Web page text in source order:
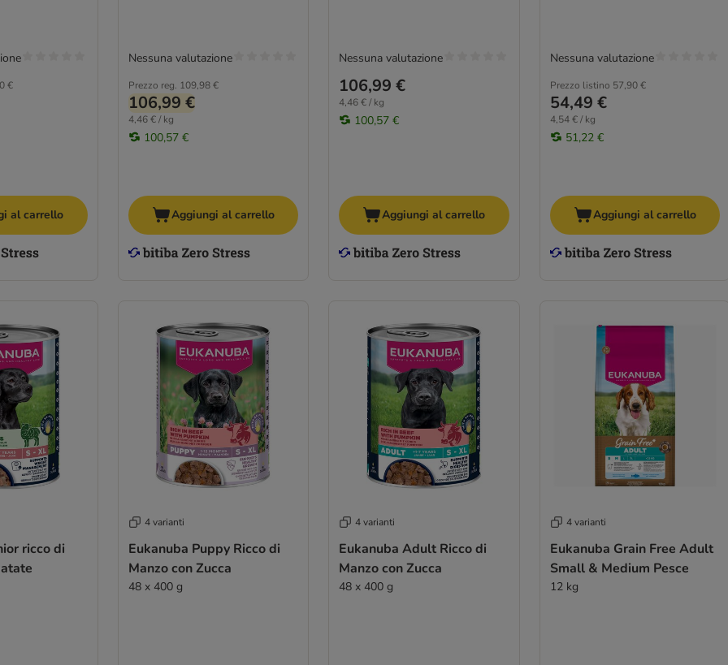
€
al carrello
Prezzo reg. 109,98 €
106,99 €
4,46 € / kg
100,57 €
Nessuna valutazione
Aggiungi al carrello
106,99 €
4,46 € / kg
100,57 €
Nessuna valutazione
Aggiungi al carrello
Prezzo listino 57,90 €
54,49 €
4,54 € / kg
51,22 €
Nessuna valutazione
Aggiungi al carrello
ricco di
4 varianti
Eukanuba Puppy Ricco di
Manzo con Zucca
48 x 400 g
4 varianti
Eukanuba Adult Ricco di
Manzo con Zucca
48 x 400 g
4 varianti
Eukanuba Grain Free Adult
Small & Medium Pesce
12 kg